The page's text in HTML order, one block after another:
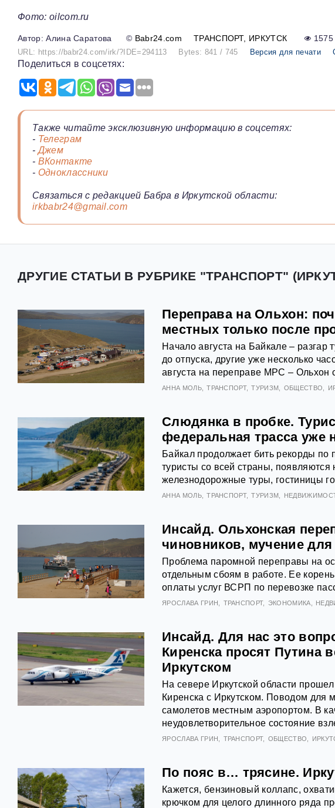
Фото: oilcom.ru
Алина Саратова © Babr24.com ТРАНСПОРТ ИРКУТСК 1575
URL: https://babr24.com/irk/?IDE=294113 Bytes: 841 / 745 Версия для печати
Поделиться в соцсетях:
Также читайте эксклюзивную информацию в соцсетях:
- Телеграм
-Джем
- ВКонтакте
- Одноклассники
Связаться с редакцией Бабра в Иркутской области:
irkbabr24@gmail.com
ДРУГИЕ СТАТЬИ В РУБРИКЕ "ТРАНСПОРТ"
Переправа на Ольхон:
местных только после
Начало августа на Байкале – разгар
до отпуска, другие уже несколько
августа на переправе МРС – Ольхон
АННА МОЛЬ ТРАНСПОРТ ТУРИЗМ ОБЩЕСТВО
Слюдянка в пробке.
федеральная трасса уже
Байкал продолжает бить рекорды по
туристы со всей страны,
железнодорожные туры, гостиницы
АННА МОЛЬ ТРАНСПОРТ ТУРИЗМ
Инсайд. Ольхонская
чиновников, мучение
Проблема паромной переправы на
отдельным сбоям в работе. Ее
оплаты услуг ВСРП по перевозке
ЯРОСЛАВА ГРИН ТРАНСПОРТ ЭКОНОМИКА
Инсайд. Для нас это
Киренска просят Путина
Иркутском
На севере Иркутской области
Киренска с Иркутском. Поводом для
самолетов местным аэропортом. В
неудовлетворительное состояние
ЯРОСЛАВА ГРИН ТРАНСПОРТ ОБЩЕСТВО
По пояс в… трясине.
Кажется, бензиновый коллапс,
крючком для целого длинного ряда